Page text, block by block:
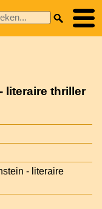
literaire thriller
- literaire